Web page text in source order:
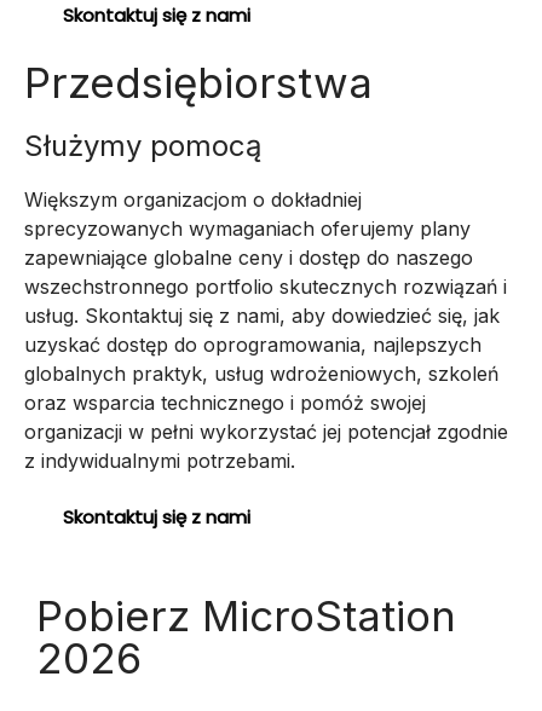
Skontaktuj się z nami
Przedsiębiorstwa
Służymy pomocą
Większym organizacjom o dokładniej
sprecyzowanych wymaganiach oferujemy plany
zapewniające globalne ceny i dostęp do naszego
wszechstronnego portfolio skutecznych rozwiązań i
usług. Skontaktuj się z nami, aby dowiedzieć się, jak
uzyskać dostęp do oprogramowania, najlepszych
globalnych praktyk, usług wdrożeniowych, szkoleń
oraz wsparcia technicznego i pomóż swojej
organizacji w pełni wykorzystać jej potencjał zgodnie
z indywidualnymi potrzebami.
Skontaktuj się z nami
Pobierz MicroStation
2026